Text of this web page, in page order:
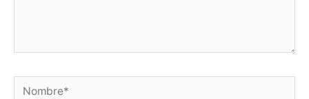
Nombre*